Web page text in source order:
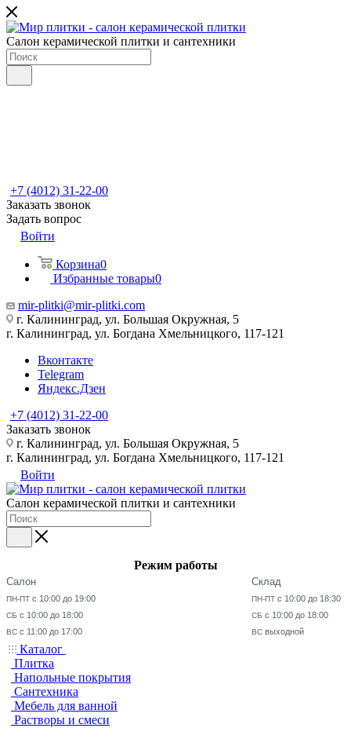
Салон керамической плитки и сантехники
+7 (4012) 31-22-00
Заказать звонок
Задать вопрос
Войти
Корзина0
Избранные товары0
mir-plitki@mir-plitki.com
г. Калининград, ул. Большая Окружная, 5
г. Калининград, ул. Богдана Хмельницкого, 117-121
Вконтакте
Telegram
Яндекс.Дзен
+7 (4012) 31-22-00
Заказать звонок
г. Калининград, ул. Большая Окружная, 5
г. Калининград, ул. Богдана Хмельницкого, 117-121
Войти
Салон керамической плитки и сантехники
Режим работы
Салон
ПН-ПТ с 10:00 до 19:00
СБ с 10:00 до 18:00
ВС с 11:00 до 17:00
Склад
ПН-ПТ с 10:00 до 18:30
СБ с 10:00 до 18:00
ВС выходной
Каталог
Плитка
Напольные покрытия
Сантехника
Мебель для ванной
Растворы и смеси